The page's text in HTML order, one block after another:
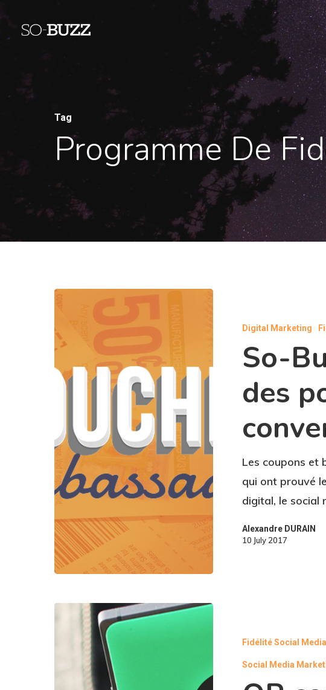
Tag
Programme De
Digital Marketing
So-
des
Les coupons et
qui ont prouvé
digital, le social
Alexandre DURAIN
10 July 2017
Fidélité Social Media
Social Media